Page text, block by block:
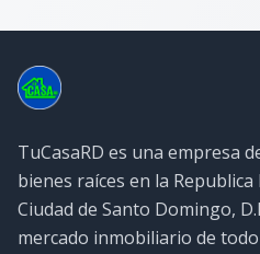
TuCasaRD es una empresa
bienes raíces en la
Ciudad de Santo Domingo,
mercado inmobiliario de